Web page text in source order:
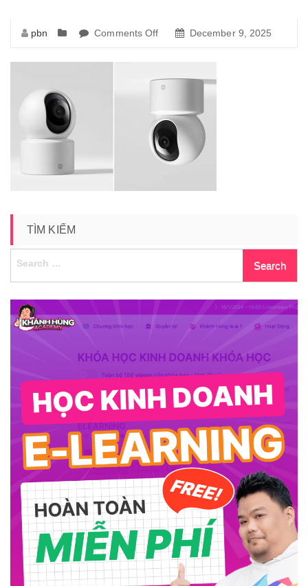
pbn Comments Off
Home
Security
C301
December 9, 2025
TÌM KIẾM
Search